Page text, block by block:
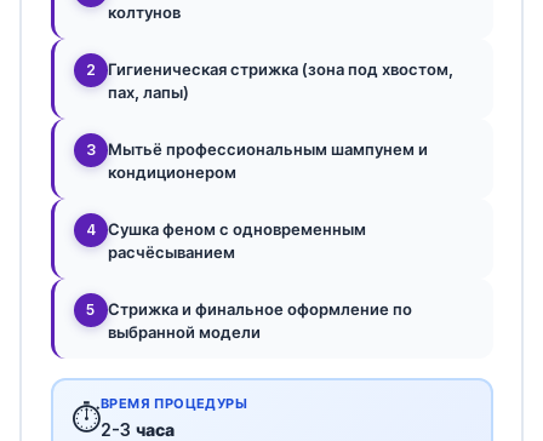
колтунов
2
Гигиеническая стрижка (зона под хвостом,
пах, лапы)
3
Мытьё профессиональным шампунем и
кондиционером
4
Сушка феном с одновременным
расчёсыванием
5
Стрижка и финальное оформление по
выбранной модели
⏱️ВРЕМЯ ПРОЦЕДУРЫ
2-3 часа